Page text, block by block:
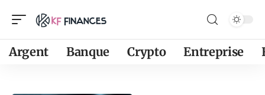
Argent Banque Crypto Entreprise